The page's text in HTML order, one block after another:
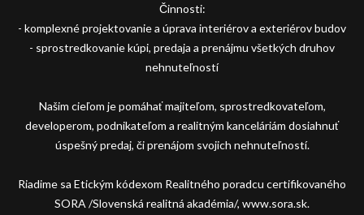
Činnosti:
- komplexné projektovanie a úprava interiérov a exteriérov budov
- sprostredkovanie kúpi, predaja a prenájmu všetkých druhov
nehnuteľností
Našim cieľom je pomáhať majiteľom, sprostredkovateľom,
developerom, podnikateľom a realitným kanceláriám dosiahnuť
úspešný predaj, či prenájom svojich nehnuteľností.
Riadime sa Etickým kódexom Realitného poradcu certifikovaného
SORA /Slovenská realitná akadémia/, www.sora.sk.